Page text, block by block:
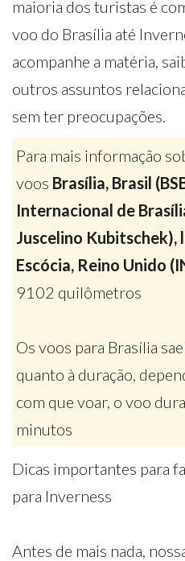
maioria dos turistas é
voo do Brasília até
acompanhe a matéria,
outros assuntos
sem ter preocupações.
Para mais informação
voos Brasília, Brasil
Internacional de
Juscelino Kubitschek),
Escócia, Reino Unido
9102 quilômetros
Os voos para Brasília
quanto à duração,
com que voar, o voo
minutos
Dicas importantes para
para Inverness
Antes de mais nada,